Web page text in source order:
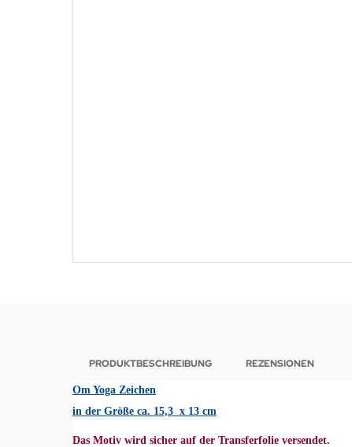
PRODUKTBESCHREIBUNG REZENSIONEN
Om Yoga Zeichen
in der Größe ca. 15,3 x 13 cm
Das Motiv wird sicher auf der Transferfolie versendet.